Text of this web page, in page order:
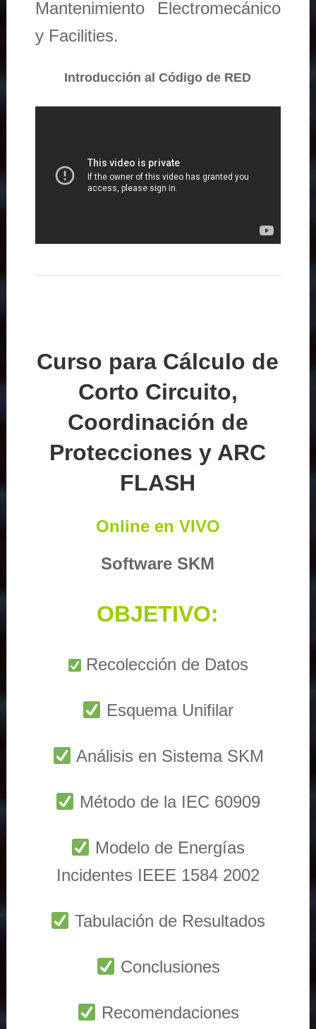
Mantenimiento Electromecánico
y Facilities.
Introducción al Código de RED
Curso para Cálculo de
Corto Circuito,
Coordinación de
Protecciones y ARC
FLASH
Online en VIVO
Software SKM
OBJETIVO:
Recolección de Datos
Esquema Unifilar
Análisis en Sistema SKM
Método de la IEC 60909
Modelo de Energías
Incidentes IEEE 1584 2002
Tabulación de Resultados
Conclusiones
Recomendaciones